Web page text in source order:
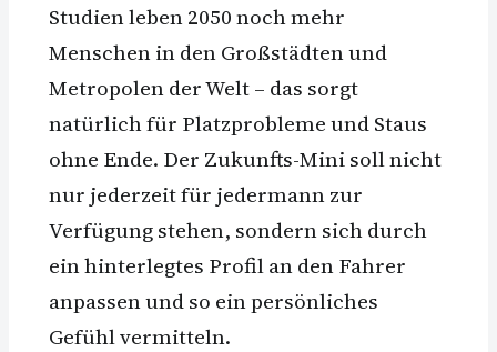
Studien leben 2050 noch mehr
Menschen in den Großstädten und
Metropolen der Welt – das sorgt
natürlich für Platzprobleme und Staus
ohne Ende. Der Zukunfts-Mini soll nicht
nur jederzeit für jedermann zur
Verfügung stehen, sondern sich durch
ein hinterlegtes Profil an den Fahrer
anpassen und so ein persönliches
Gefühl vermitteln.